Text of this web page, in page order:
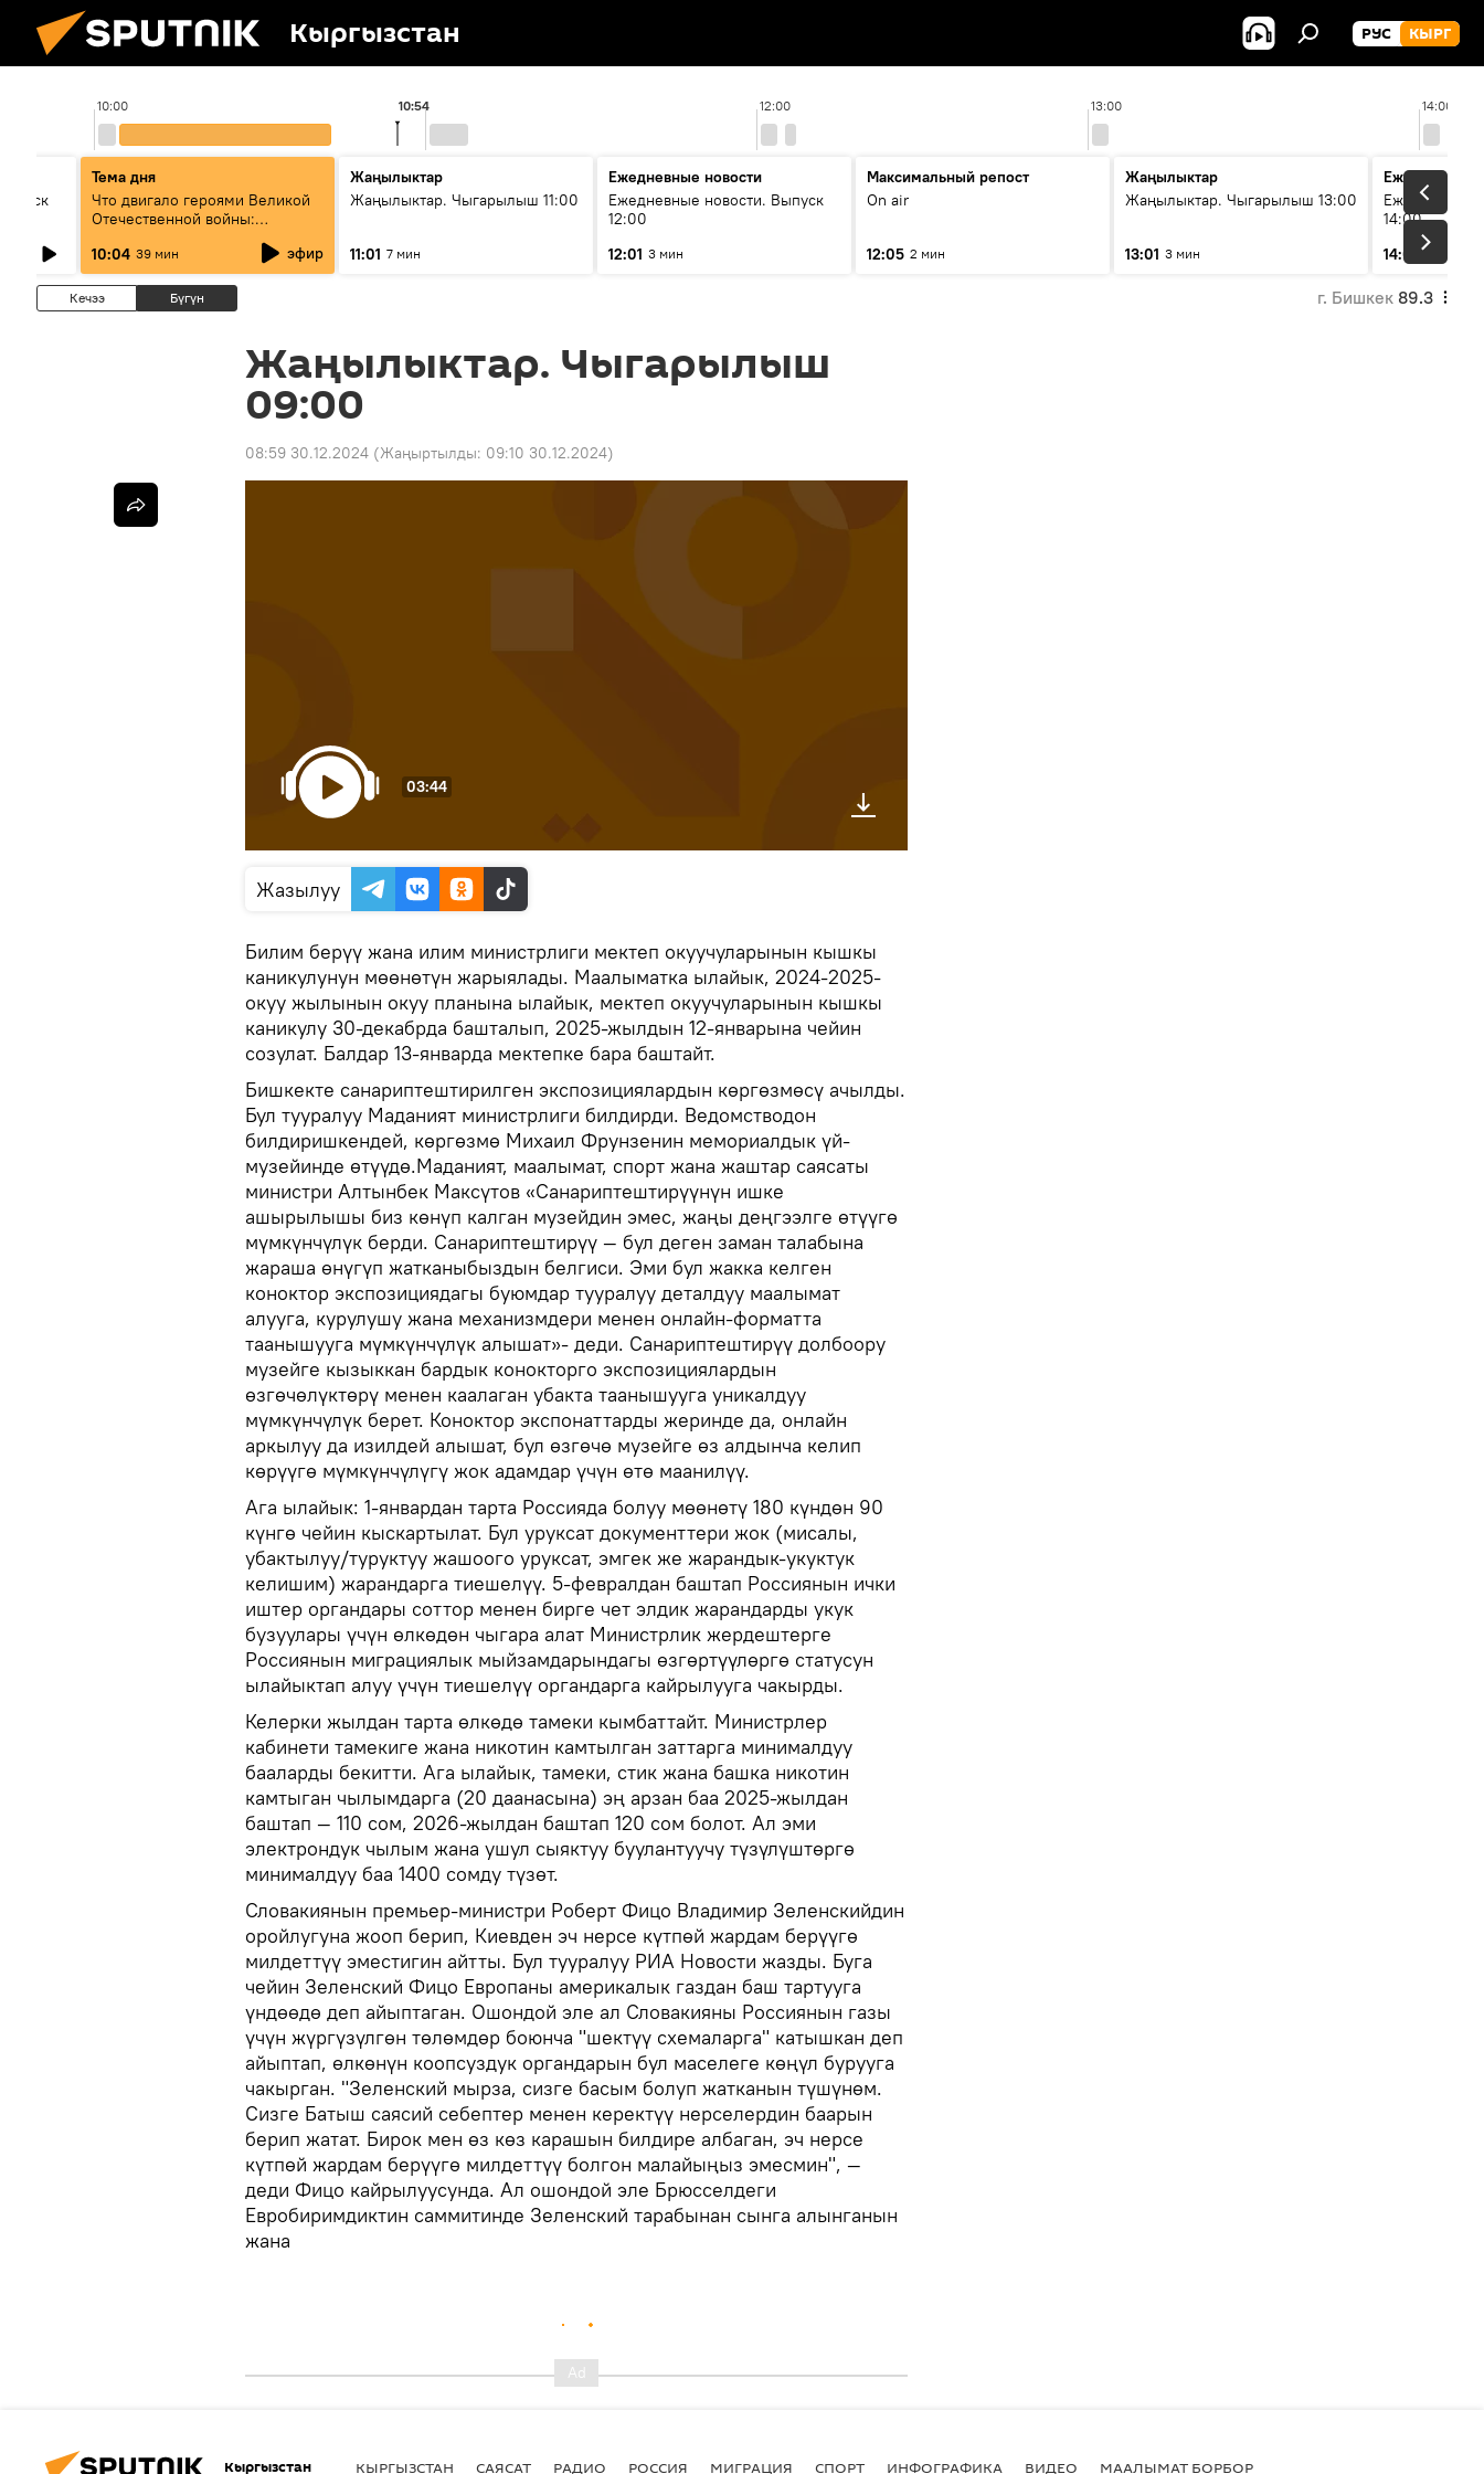
Кыргызстан РУС КЫРГ
10:00 12:00 13:00 14:00
10:54
Тема дня
Что двигало героями Великой
Отечественной войны:
Тулебердиева
10:04 39 мин эфир
Жаңылыктар
Жаңылыктар. Чыгарылыш 11:00
11:01 7 мин
Ежедневные новости
Ежедневные новости. Выпуск
12:00
12:01 3 мин
Максимальный репост
On air
12:05 2 мин
Жаңылыктар
Жаңылыктар. Чыгарылыш 13:00
13:01 3 мин
Ежедневные
Ежедневные
14:00
14:01
3 мин
Кечээ Бүгүн г. Бишкек 89.3
Жаңылыктар. Чыгарылыш
09:00
08:59 30.12.2024 (Жаңыртылды: 09:10 30.12.2024)
03:44
Жазылуу
Билим берүү жана илим министрлиги мектеп окуучуларынын кышкы
каникулунун мөөнөтүн жарыялады. Маалыматка ылайык, 2024-2025-
окуу жылынын окуу планына ылайык, мектеп окуучуларынын кышкы
каникулу 30-декабрда башталып, 2025-жылдын 12-январына чейин
созулат. Балдар 13-январда мектепке бара баштайт.
Бишкекте санариптештирилген экспозициялардын көргөзмөсү ачылды.
Бул тууралуу Маданият министрлиги билдирди. Ведомстводон
билдиришкендей, көргөзмө Михаил Фрунзенин мемориалдык үй-
музейинде өтүүдө.Маданият, маалымат, спорт жана жаштар саясаты
министри Алтынбек Максүтов «Санариптештирүүнүн ишке
ашырылышы биз көнүп калган музейдин эмес, жаңы деңгээлге өтүүгө
мүмкүнчүлүк берди. Санариптештирүү — бул деген заман талабына
жараша өнүгүп жатканыбыздын белгиси. Эми бул жакка келген
коноктор экспозициядагы буюмдар тууралуу деталдуу маалымат
алууга, курулушу жана механизмдери менен онлайн-форматта
таанышууга мүмкүнчүлүк алышат»- деди. Санариптештирүү долбоору
музейге кызыккан бардык конокторго экспозициялардын
өзгөчөлүктөрү менен каалаган убакта таанышууга уникалдуу
мүмкүнчүлүк берет. Коноктор экспонаттарды жеринде да, онлайн
аркылуу да изилдей алышат, бул өзгөчө музейге өз алдынча келип
көрүүгө мүмкүнчүлүгү жок адамдар үчүн өтө маанилүү.
Ага ылайык: 1-январдан тарта Россияда болуу мөөнөтү 180 күндөн 90
күнгө чейин кыскартылат. Бул уруксат документтери жок (мисалы,
убактылуу/туруктуу жашоого уруксат, эмгек же жарандык-укуктук
келишим) жарандарга тиешелүү. 5-февралдан баштап Россиянын ички
иштер органдары соттор менен бирге чет элдик жарандарды укук
бузуулары үчүн өлкөдөн чыгара алат Министрлик жердештерге
Россиянын миграциялык мыйзамдарындагы өзгөртүүлөргө статусун
ылайыктап алуу үчүн тиешелүү органдарга кайрылууга чакырды.
Келерки жылдан тарта өлкөдө тамеки кымбаттайт. Министрлер
кабинети тамекиге жана никотин камтылган заттарга минималдуу
бааларды бекитти. Ага ылайык, тамеки, стик жана башка никотин
камтыган чылымдарга (20 даанасына) эң арзан баа 2025-жылдан
баштап — 110 сом, 2026-жылдан баштап 120 сом болот. Ал эми
электрондук чылым жана ушул сыяктуу буулантуучу түзүлүштөргө
минималдуу баа 1400 сомду түзөт.
Словакиянын премьер-министри Роберт Фицо Владимир Зеленскийдин
оройлугуна жооп берип, Киевден эч нерсе күтпөй жардам берүүгө
милдеттүү эместигин айтты. Бул тууралуу РИА Новости жазды. Буга
чейин Зеленский Фицо Европаны америкалык газдан баш тартууга
үндөөдө деп айыптаган. Ошондой эле ал Словакияны Россиянын газы
үчүн жүргүзүлгөн төлөмдөр боюнча "шектүү схемаларга" катышкан деп
айыптап, өлкөнүн коопсуздук органдарын бул маселеге көңүл бурууга
чакырган. "Зеленский мырза, сизге басым болуп жатканын түшүнөм.
Сизге Батыш саясий себептер менен керектүү нерселердин баарын
берип жатат. Бирок мен өз көз карашын билдире албаган, эч нерсе
күтпөй жардам берүүгө милдеттүү болгон малайыңыз эмесмин", —
деди Фицо кайрылуусунда. Ал ошондой эле Брюсселдеги
Евробиримдиктин саммитинде Зеленский тарабынан сынга алынганын
жана
Кыргызстан КЫРГЫЗСТАН САЯСАТ РАДИО РОССИЯ МИГРАЦИЯ СПОРТ ИНФОГРАФИКА ВИДЕО МААЛЫМАТ БОРБОР